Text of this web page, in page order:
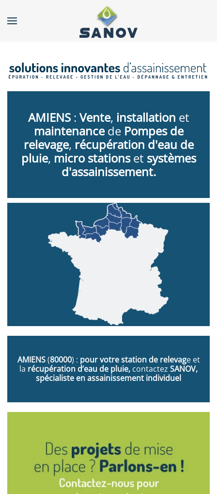
Accéder au contenu principal
AMIENS: Vente, installation et
maintenancede Pompes de
relevage, récupération d'eau de
pluie, micro stationset systèmes
d'assainissement.
AMIENS(80000) : pour votre station de relevage et
la récupération d’eau de pluie, contactez SANOV,
spécialiste en assainissement individuel